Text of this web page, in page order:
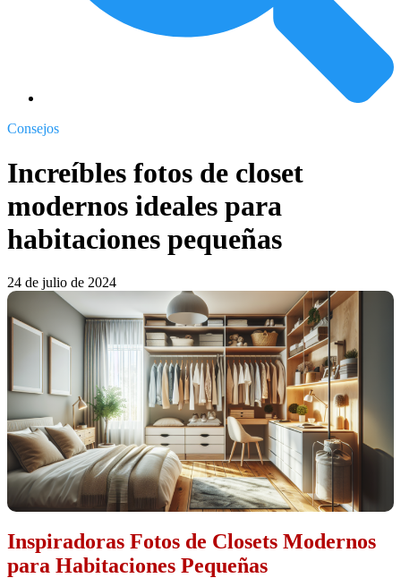
Consejos
Increíbles fotos de closet
modernos ideales para
habitaciones pequeñas
24 de julio de 2024
Inspiradoras Fotos de Closets Modernos
para Habitaciones Pequeñas